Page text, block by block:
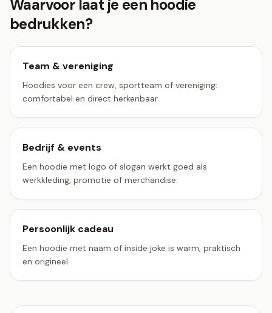
Waarvoor laat je een hoodie
bedrukken?
Team & vereniging
Hoodies voor een crew, sportteam of vereniging:
comfortabel en direct herkenbaar.
Bedrijf & events
Een hoodie met logo of slogan werkt goed als
werkkleding, promotie of merchandise.
Persoonlijk cadeau
Een hoodie met naam of inside joke is warm, praktisch
en origineel.